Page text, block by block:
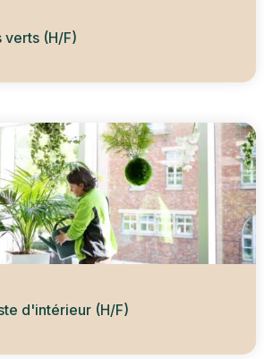
verts (H/F)
d'intérieur (H/F)